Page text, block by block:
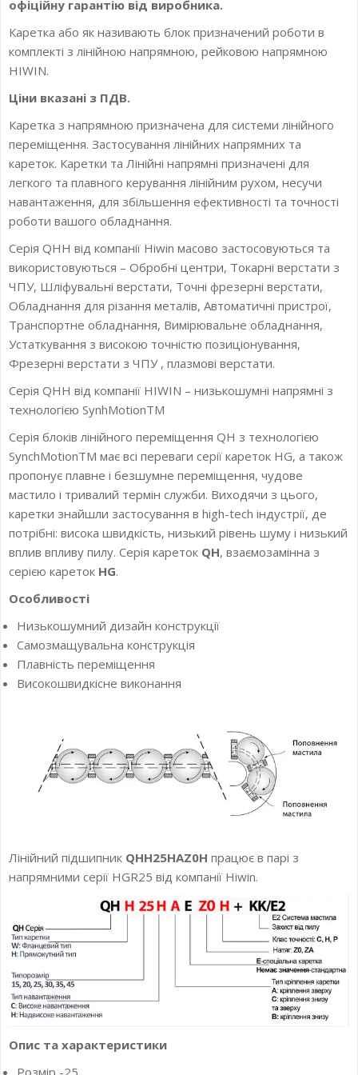
офіційну гарантію від виробника.
Каретка або як називають блок призначений роботи в
комплекті з лінійною напрямною, рейковою напрямною
HIWIN.
Ціни вказані з ПДВ.
Каретка з напрямною призначена для системи лінійного
переміщення. Застосування лінійних напрямних та
кареток. Каретки та Лінійні напрямні призначені для
легкого та плавного керування лінійним рухом, несучи
навантаження, для збільшення ефективності та точності
роботи вашого обладнання.
Серія QHH від компанії Hiwin масово застосовуються та
використовуються – Обробні центри, Токарні верстати з
ЧПУ, Шліфувальні верстати, Точні фрезерні верстати,
Обладнання для різання металів, Автоматичні пристрої,
Транспортне обладнання, Вимірювальне обладнання,
Устаткування з високою точністю позиціонування,
Фрезерні верстати з ЧПУ , плазмові верстати.
Серія QHH від компанії HIWIN – низькошумні напрямні з
технологією SynhMotionTM
Серія блоків лінійного переміщення QH з технологією
SynchMotionTM має всі переваги серії кареток HG, а також
пропонує плавне і безшумне переміщення, чудове
мастило і тривалий термін служби. Виходячи з цього,
каретки знайшли застосування в high-tech індустрії, де
потрібні: висока швидкість, низький рівень шуму і низький
вплив впливу пилу. Серія кареток QH, взаємозамінна з
серією кареток HG.
Особливості
Низькошумний дизайн конструкції
Самозмащувальна конструкція
Плавність переміщення
Високошвидкісне виконання
Лінійний підшипник QHH25HAZ0H працює в парі з
напрямними серії HGR25 від компанії Hiwin.
Опис та характеристики